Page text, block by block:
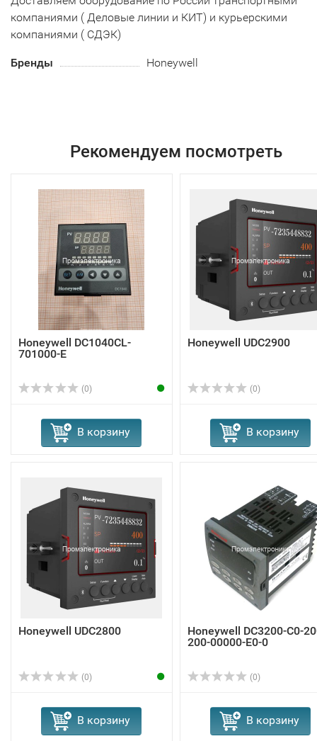
компаниями ( Деловые линии и КИТ) и курьерскими
компаниями ( СДЭК)
Бренды Honeywell
Рекомендуем посмотреть
Honeywell DC1040CL-
701000-E
(0)
В корзину
Honeywell UDC2900
(0)
В корзину
Honeywell UDC2800
(0)
В корзину
Honeywell DC3200-C0-
200-00000-E0-0
(0)
В корзину